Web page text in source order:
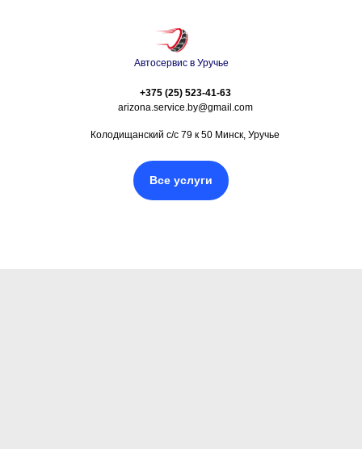
Автосервис в Уручье
+375 (25) 523-41-63
arizona.service.by@gmail.com
Колодищанский с/с 79 к 50 Минск, Уручье
Все услуги